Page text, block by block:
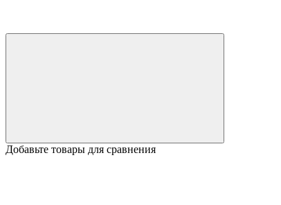
Добавьте товары для сравнения